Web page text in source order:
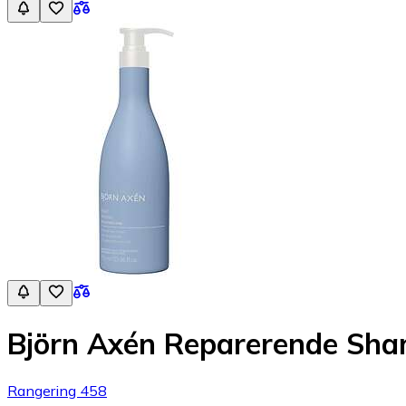
Björn Axén Reparerende
Rangering 458